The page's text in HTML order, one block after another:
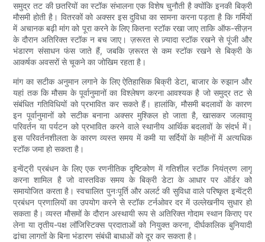
समुद्र तट की छतरियों का स्टॉक संभालना एक विशेष चुनौती है क्योंकि इनकी बिक्री
मौसमी होती है। वितरकों को अक्सर इस दुविधा का सामना करना पड़ता है कि गर्मियों
में अचानक बढ़ी मांग को पूरा करने के लिए कितना स्टॉक रखा जाए ताकि ऑफ-सीज़न
के दौरान अतिरिक्त स्टॉक न बच जाए। ज़रूरत से ज़्यादा स्टॉक रखने से पूंजी और
भंडारण संसाधन फंस जाते हैं, जबकि ज़रूरत से कम स्टॉक रखने से बिक्री के
आकर्षक अवसरों से चूकने का जोखिम रहता है।
मांग का सटीक अनुमान लगाने के लिए ऐतिहासिक बिक्री डेटा, बाजार के रुझान और
यहां तक ​​कि मौसम के पूर्वानुमानों का विश्लेषण करना आवश्यक है जो समुद्र तट से
संबंधित गतिविधियों को प्रभावित कर सकते हैं। हालांकि, मौसमी बदलावों के कारण
इन पूर्वानुमानों को सटीक बनाना अक्सर मुश्किल हो जाता है, खासकर जलवायु
परिवर्तन या पर्यटन को प्रभावित करने वाले स्थानीय आर्थिक बदलावों के संदर्भ में।
इस परिवर्तनशीलता के कारण व्यस्त समय में कमी या सर्दियों के महीनों में अत्यधिक
स्टॉक जमा हो सकता है।
इन्वेंट्री प्रबंधन के लिए एक रणनीतिक दृष्टिकोण में गतिशील स्टॉक नियंत्रण लागू
करना शामिल है जो वास्तविक समय के बिक्री डेटा के आधार पर ऑर्डर को
समायोजित करता है। स्वचालित पुनःपूर्ति और अलर्ट की सुविधा वाले परिष्कृत इन्वेंट्री
प्रबंधन प्रणालियों का उपयोग करने से स्टॉक टर्नओवर दर में उल्लेखनीय सुधार हो
सकता है। व्यस्त मौसमों के दौरान अस्थायी रूप से अतिरिक्त गोदाम स्थान किराए पर
लेना या तृतीय-पक्ष लॉजिस्टिक्स प्रदाताओं को नियुक्त करना, दीर्घकालिक बुनियादी
ढांचा लागतों के बिना भंडारण संबंधी बाधाओं को दूर कर सकता है।